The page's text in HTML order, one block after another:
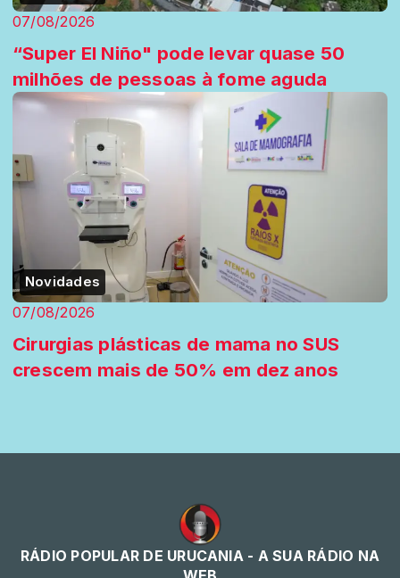
07/08/2026
“Super El Niño" pode levar quase 50
milhões de pessoas à fome aguda
Novidades
07/08/2026
Cirurgias plásticas de mama no SUS
crescem mais de 50% em dez anos
RÁDIO POPULAR DE URUCANIA - A SUA RÁDIO NA